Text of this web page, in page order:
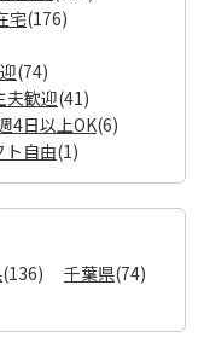
宅(176)
(74)
夫歓迎(41)
4日以上OK(6)
ト自由(1)
(136) 千葉県(74)